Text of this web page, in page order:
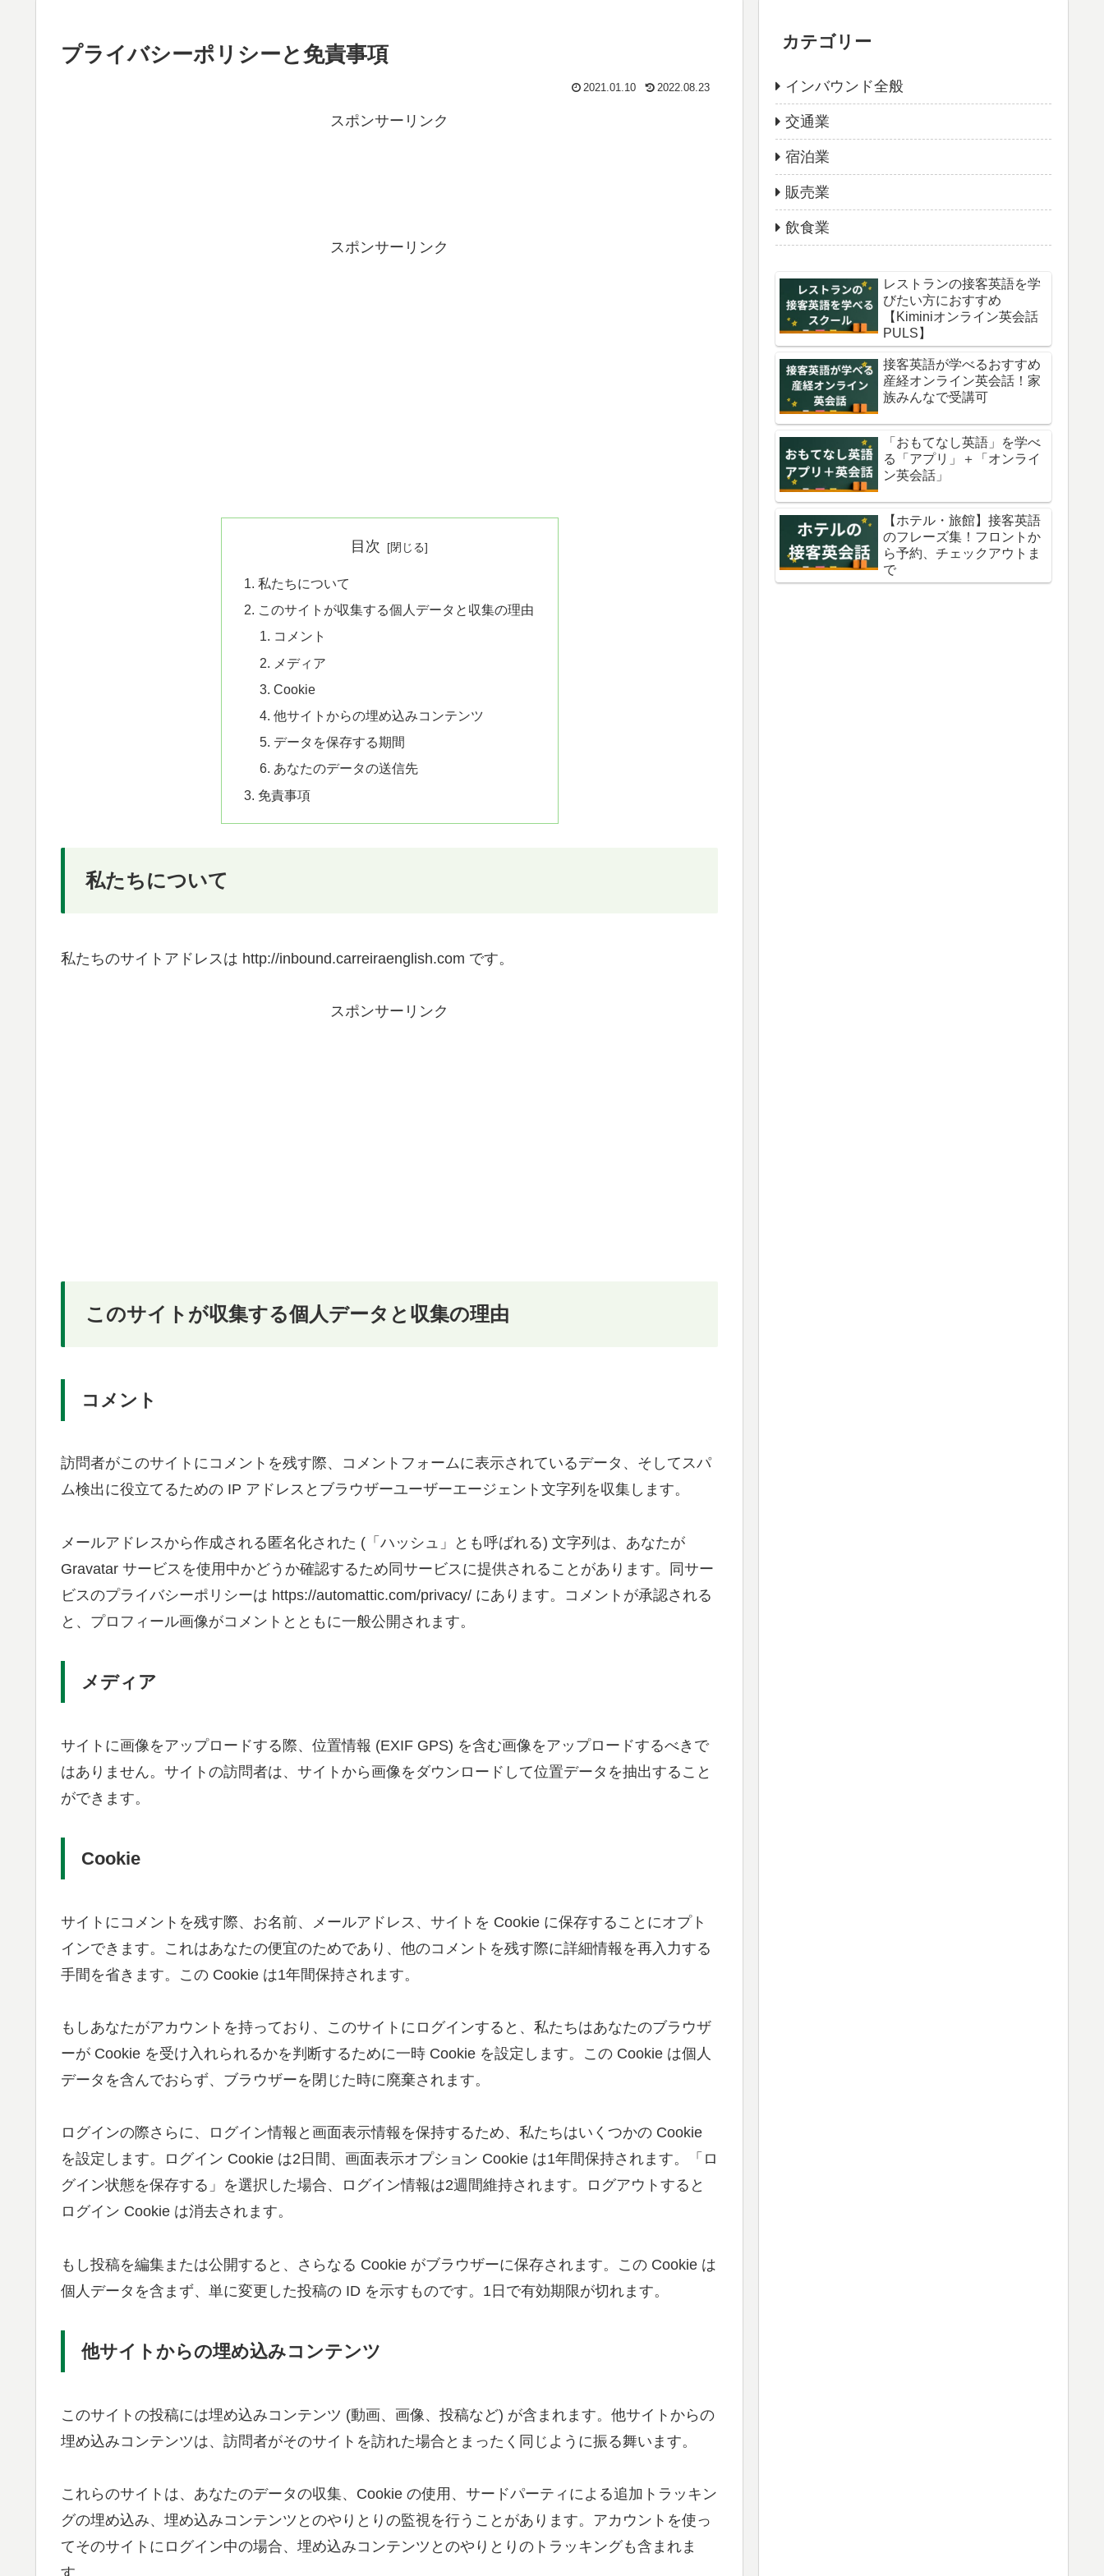
プライバシーポリシーと免責事項
2021.01.10 2022.08.23
スポンサーリンク
スポンサーリンク
目次
私たちについて
このサイトが収集する個人データと収集の理由
コメント
メディア
Cookie
他サイトからの埋め込みコンテンツ
データを保存する期間
あなたのデータの送信先
免責事項
私たちについて
私たちのサイトアドレスは http://inbound.carreiraenglish.com です。
スポンサーリンク
このサイトが収集する個人データと収集の理由
コメント
訪問者がこのサイトにコメントを残す際、コメントフォームに表示されているデータ、そしてスパ
ム検出に役立てるための IP アドレスとブラウザーユーザーエージェント文字列を収集します。
メールアドレスから作成される匿名化された (「ハッシュ」とも呼ばれる) 文字列は、あなたが
Gravatar サービスを使用中かどうか確認するため同サービスに提供されることがあります。同サー
ビスのプライバシーポリシーは https://automattic.com/privacy/ にあります。コメントが承認される
と、プロフィール画像がコメントとともに一般公開されます。
メディア
サイトに画像をアップロードする際、位置情報 (EXIF GPS) を含む画像をアップロードするべきで
はありません。サイトの訪問者は、サイトから画像をダウンロードして位置データを抽出すること
ができます。
Cookie
サイトにコメントを残す際、お名前、メールアドレス、サイトを Cookie に保存することにオプト
インできます。これはあなたの便宜のためであり、他のコメントを残す際に詳細情報を再入力する
手間を省きます。この Cookie は1年間保持されます。
もしあなたがアカウントを持っており、このサイトにログインすると、私たちはあなたのブラウザ
ーが Cookie を受け入れられるかを判断するために一時 Cookie を設定します。この Cookie は個人
データを含んでおらず、ブラウザーを閉じた時に廃棄されます。
ログインの際さらに、ログイン情報と画面表示情報を保持するため、私たちはいくつかの Cookie
を設定します。ログイン Cookie は2日間、画面表示オプション Cookie は1年間保持されます。「ロ
グイン状態を保存する」を選択した場合、ログイン情報は2週間維持されます。ログアウトすると
ログイン Cookie は消去されます。
もし投稿を編集または公開すると、さらなる Cookie がブラウザーに保存されます。この Cookie は
個人データを含まず、単に変更した投稿の ID を示すものです。1日で有効期限が切れます。
他サイトからの埋め込みコンテンツ
このサイトの投稿には埋め込みコンテンツ (動画、画像、投稿など) が含まれます。他サイトからの
埋め込みコンテンツは、訪問者がそのサイトを訪れた場合とまったく同じように振る舞います。
これらのサイトは、あなたのデータの収集、Cookie の使用、サードパーティによる追加トラッキン
グの埋め込み、埋め込みコンテンツとのやりとりの監視を行うことがあります。アカウントを使っ
てそのサイトにログイン中の場合、埋め込みコンテンツとのやりとりのトラッキングも含まれま
カテゴリー
インバウンド全般
交通業
宿泊業
販売業
飲食業
レストランの接客英語を学
びたい方におすすめ
【Kiminiオンライン英会話
PULS】
接客英語が学べるおすすめ
産経オンライン英会話！家
族みんなで受講可
「おもてなし英語」を学べ
る「アプリ」＋「オンライ
ン英会話」
【ホテル・旅館】接客英語
のフレーズ集！フロントか
ら予約、チェックアウトま
で